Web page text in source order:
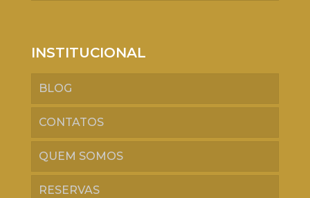
INSTITUCIONAL
BLOG
CONTATOS
QUEM SOMOS
RESERVAS